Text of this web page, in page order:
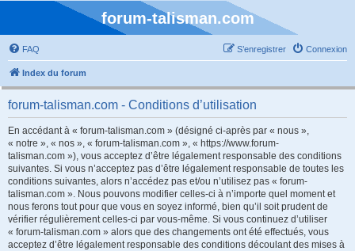
forum-talisman.com
FAQ Connexion
S’enregistrer
Index du forum
forum-talisman.com - Conditions d’utilisation
En accédant à « forum-talisman.com » (désigné ci-après par « nous »,
« notre », « nos », « forum-talisman.com », « https://www.forum-
talisman.com »), vous acceptez d’être légalement responsable des conditions
suivantes. Si vous n’acceptez pas d’être légalement responsable de toutes les
conditions suivantes, alors n’accédez pas et/ou n’utilisez pas « forum-
talisman.com ». Nous pouvons modifier celles-ci à n’importe quel moment et
nous ferons tout pour que vous en soyez informé, bien qu’il soit prudent de
vérifier régulièrement celles-ci par vous-même. Si vous continuez d’utiliser
« forum-talisman.com » alors que des changements ont été effectués, vous
acceptez d’être légalement responsable des conditions découlant des mises à